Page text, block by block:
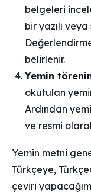
belgeleri
bir yazılı
belirlenir.
Yemin
okutulan
Ardından
ve resmi
Yemin metni
Türkçeye,
çeviri